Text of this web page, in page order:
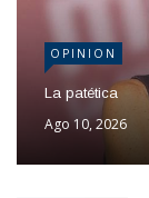
OPINION
La patética
Ago 10, 2026